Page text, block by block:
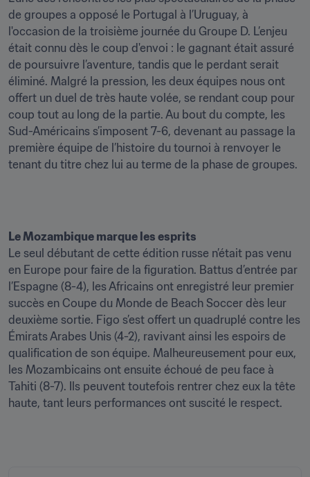
de groupes a opposé le Portugal à l’Uruguay, à
l'occasion de la troisième journée du Groupe D. L’enjeu
était connu dès le coup d'envoi : le gagnant était assuré
de poursuivre l’aventure, tandis que le perdant serait
éliminé. Malgré la pression, les deux équipes nous ont
offert un duel de très haute volée, se rendant coup pour
coup tout au long de la partie. Au bout du compte, les
Sud-Américains s’imposent 7-6, devenant au passage la
première équipe de l’histoire du tournoi à renvoyer le
tenant du titre chez lui au terme de la phase de groupes.
Le seul débutant de cette édition russe n’était pas venu
en Europe pour faire de la figuration. Battus d’entrée par
l’Espagne (8-4), les Africains ont enregistré leur premier
succès en Coupe du Monde de Beach Soccer dès leur
deuxième sortie. Figo s’est offert un quadruplé contre les
Émirats Arabes Unis (4-2), ravivant ainsi les espoirs de
qualification de son équipe. Malheureusement pour eux,
les Mozambicains ont ensuite échoué de peu face à
Tahiti (8-7). Ils peuvent toutefois rentrer chez eux la tête
haute, tant leurs performances ont suscité le respect.